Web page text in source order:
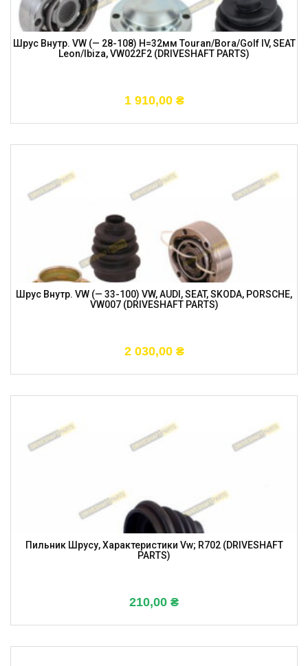
Шрус Внутр. VW (— 28-108) H=32мм Touran/Bora/Golf IV, SEAT
Leon/Ibiza, VW022F2 (DRIVESHAFT PARTS)
1 910,00 ₴
Шрус Внутр. VW (— 33-100) VW, AUDI, SEAT, SKODA, PORSCHE,
VW007 (DRIVESHAFT PARTS)
2 030,00 ₴
Пильник Шрусу, Характеристики Vw; R702 (DRIVESHAFT
PARTS)
210,00 ₴